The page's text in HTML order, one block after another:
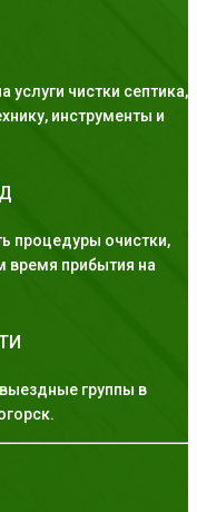
услуги чистки септика,
инструменты и
процедуры очистки,
прибытия на
группы в